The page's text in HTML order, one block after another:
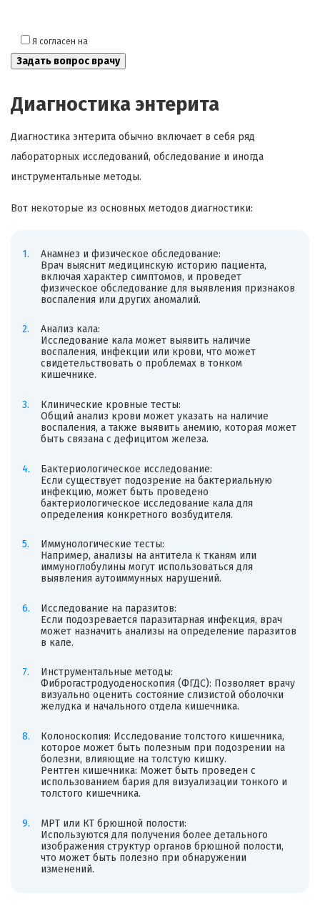
Я согласен на
Диагностика энтерита
Диагностика энтерита обычно включает в себя ряд
лабораторных исследований, обследование и иногда
инструментальные методы.
Вот некоторые из основных методов диагностики:
Анамнез и физическое обследование:
Врач выяснит медицинскую историю пациента,
включая характер симптомов, и проведет
физическое обследование для выявления признаков
воспаления или других аномалий.
Анализ кала:
Исследование кала может выявить наличие
воспаления, инфекции или крови, что может
свидетельствовать о проблемах в тонком
кишечнике.
Клинические кровные тесты:
Общий анализ крови может указать на наличие
воспаления, а также выявить анемию, которая может
быть связана с дефицитом железа.
Бактериологическое исследование:
Если существует подозрение на бактериальную
инфекцию, может быть проведено
бактериологическое исследование кала для
определения конкретного возбудителя.
Иммунологические тесты:
Например, анализы на антитела к тканям или
иммуноглобулины могут использоваться для
выявления аутоиммунных нарушений.
Исследование на паразитов:
Если подозревается паразитарная инфекция, врач
может назначить анализы на определение паразитов
в кале.
Инструментальные методы:
Фиброгастродуоденоскопия (ФГДС): Позволяет врачу
визуально оценить состояние слизистой оболочки
желудка и начального отдела кишечника.
Колоноскопия: Исследование толстого кишечника,
которое может быть полезным при подозрении на
болезни, влияющие на толстую кишку.
Рентген кишечника: Может быть проведен с
использованием бария для визуализации тонкого и
толстого кишечника.
МРТ или КТ брюшной полости:
Используются для получения более детального
изображения структур органов брюшной полости,
что может быть полезно при обнаружении
изменений.